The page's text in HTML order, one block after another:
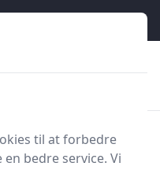
til at forbedre
bedre service. Vi